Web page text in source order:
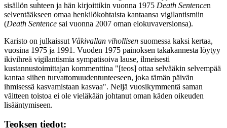
sisällön suhteen ja hän kirjoittikin vuonna 1975 Death Sentencen
selventääkseen omaa henkilökohtaista kantaansa vigilantismiin
(Death Sentence sai vuonna 2007 oman elokuvaversionsa).
Karisto on julkaissut Väkivallan vihollisen suomessa kaksi kertaa,
vuosina 1975 ja 1991. Vuoden 1975 painoksen takakannesta löytyy
ikivihreä vigilantismia sympatisoiva lause, ilmeisesti
kustannustoimittajan kommenttina "[teos] ottaa selvääkin selvempää
kantaa siihen turvattomuudentunteeseen, joka tämän päivän
ihmisessä kasvamistaan kasvaa". Neljä vuosikymmentä saman
väitteen toistoa ei ole vieläkään johtanut oman käden oikeuden
lisääntymiseen.
Teoksen tiedot: